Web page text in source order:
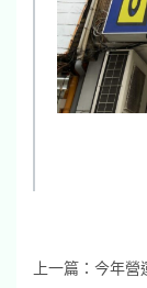
上一篇： 今年營